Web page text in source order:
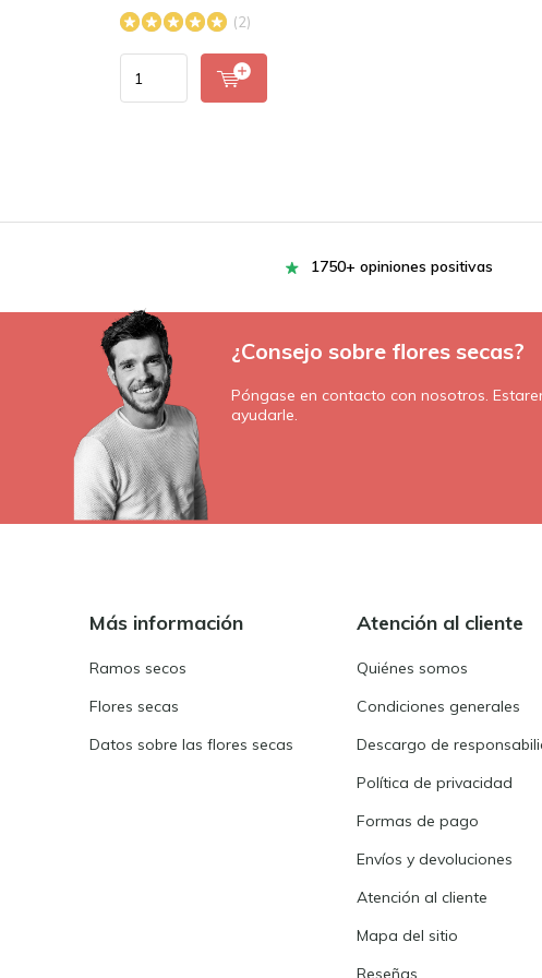
(2)
1750+ opiniones positivas
¿Consejo sobre flores secas?
Póngase en contacto con nosotros.
ayudarle.
Más información
Ramos secos
Flores secas
Datos sobre las flores secas
Atención al cliente
Quiénes somos
Condiciones generales
Descargo de
Política de privacidad
Formas de pago
Envíos y devoluciones
Atención al cliente
Mapa del sitio
Reseñas